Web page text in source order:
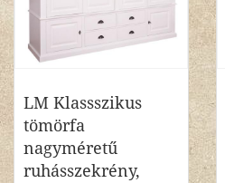
LM Klassszikus
tömörfa
nagyméretű
ruhásszekrény,